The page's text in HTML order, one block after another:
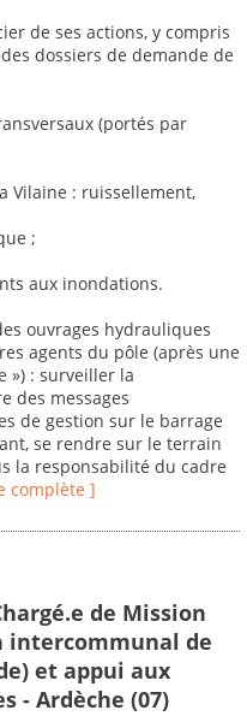
de ses actions, y compris
dossiers de demande de
(portés par
Vilaine : ruissellement,
;
aux inondations.
ouvrages hydrauliques
agents du pôle (après une
») : surveiller la
des messages
de gestion sur le barrage
se rendre sur le terrain
la responsabilité du cadre
complète ]
de Mission
intercommunal de
et appui aux
- Ardèche (07)